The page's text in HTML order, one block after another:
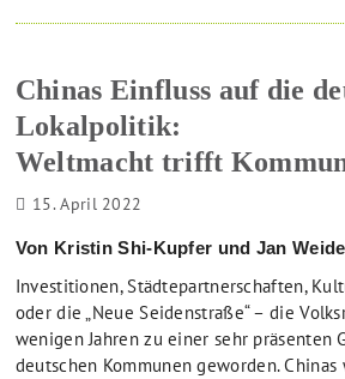
Chinas Einfluss auf die
Lokalpolitik:
Weltmacht trifft
15. April 2022
Von Kristin Shi-Kupfer und Jan
Investitionen, Städtepartnerschaften,
oder die „Neue Seidenstraße“ – die
wenigen Jahren zu einer sehr präsenten
deutschen Kommunen geworden.